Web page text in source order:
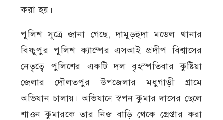
করা হয়।
পুলিশ সূত্রে জানা গেছে, দামুড়হুদা মডেল থানার
বিষ্ণুপুর পুলিশ ক্যাম্পের এসআই প্রদীপ বিশ্বাসের
নেতৃত্বে পুলিশের একটি দল বৃহস্পতিবার কুষ্টিয়া
জেলার দৌলতপুর উপজেলার মধুগাড়ী গ্রামে
অভিযান চালায়। অভিযানে স্বপন কুমার দাসের ছেলে
শাওন কুমারকে তার নিজ বাড়ি থেকে গ্রেপ্তার করা